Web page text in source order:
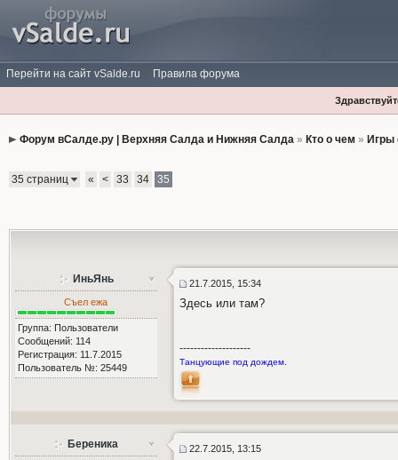
Перейти на сайт vSalde.ru Правила форума
Форум вСалде.ру | Верхняя Салда и Нижняя Салда» Кто о чем » Игры
35 страниц « < 33 34 35
ИньЯнь
Съел ежа
Группа: Пользователи
Сообщений: 114
Регистрация: 11.7.2015
Пользователь №: 25449
21.7.2015, 15:34
Здесь или там?
--------------------
Танцующие под дождем.
Береника 22.7.2015, 13:15